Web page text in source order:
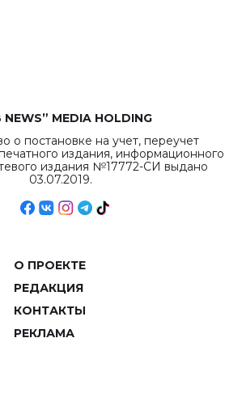
NEWS” MEDIA HOLDING
о постановке на учет, переучет
издания, информационного
издания №17772-СИ выдано
03.07.2019.
О ПРОЕКТЕ
РЕДАКЦИЯ
КОНТАКТЫ
РЕКЛАМА